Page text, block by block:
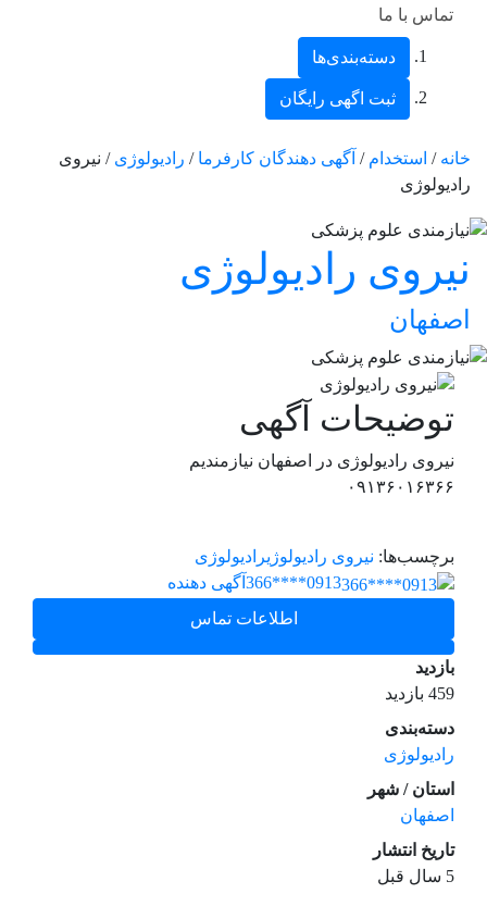
تماس با ما
دسته‌بندی‌ها
ثبت اگهی رایگان
خانه / استخدام / آگهی دهندگان کارفرما / رادیولوژی / نیروی
رادیولوژی
نیروی رادیولوژی
اصفهان
توضیحات آگهی
نیروی رادیولوژی در اصفهان نیازمندیم
۰۹۱۳۶۰۱۶۳۶۶
برچسب‌ها: نیروی رادیولوژیرادیولوژی
0913****366
آگهی دهنده
اطلاعات تماس
بازدید
459 بازدید
دسته‌بندی
رادیولوژی
استان / شهر
اصفهان
تاریخ انتشار
5 سال قبل